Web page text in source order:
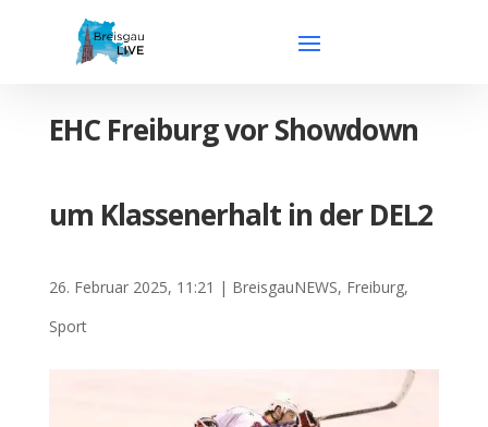
EHC Freiburg vor Showdown
um Klassenerhalt in der DEL2
26. Februar 2025, 11:21 | BreisgauNEWS, Freiburg,
Sport